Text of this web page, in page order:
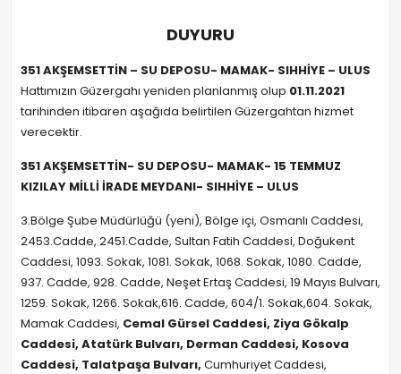
DUYURU
351 AKŞEMSETTİN – SU DEPOSU- MAMAK- SIHHİYE – ULUS
Hattımızın Güzergahı yeniden planlanmış olup 01.11.2021
tarihinden itibaren aşağıda belirtilen Güzergahtan hizmet
verecektir.
351 AKŞEMSETTİN- SU DEPOSU- MAMAK- 15 TEMMUZ
KIZILAY MİLLİ İRADE MEYDANI- SIHHİYE – ULUS
3.Bölge Şube Müdürlüğü (yeni), Bölge içi, Osmanlı Caddesi,
2453.Cadde, 2451.Cadde, Sultan Fatih Caddesi, Doğukent
Caddesi, 1093. Sokak, 1081. Sokak, 1068. Sokak, 1080. Cadde,
937. Cadde, 928. Cadde, Neşet Ertaş Caddesi, 19 Mayıs Bulvarı,
1259. Sokak, 1266. Sokak,616. Cadde, 604/1. Sokak,604. Sokak,
Mamak Caddesi, Cemal Gürsel Caddesi, Ziya Gökalp
Caddesi, Atatürk Bulvarı, Derman Caddesi, Kosova
Caddesi, Talatpaşa Bulvarı, Cumhuriyet Caddesi,